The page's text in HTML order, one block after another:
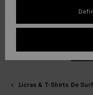
Licras & T-Shirts De Surf